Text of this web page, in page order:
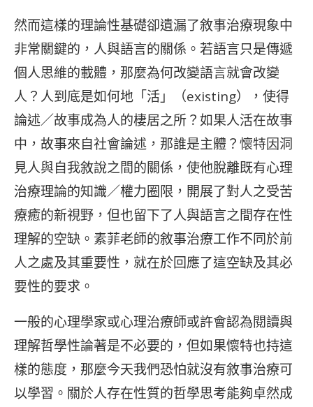
然而這樣的理論性基礎卻遺漏了敘事治療現象中
非常關鍵的，人與語言的關係。若語言只是傳遞
個人思維的載體，那麼為何改變語言就會改變
人？人到底是如何地「活」（existing），使得
論述／故事成為人的棲居之所？如果人活在故事
中，故事來自社會論述，那誰是主體？懷特因洞
見人與自我敘說之間的關係，使他脫離既有心理
治療理論的知識／權力圈限，開展了對人之受苦
療癒的新視野，但也留下了人與語言之間存在性
理解的空缺。素菲老師的敘事治療工作不同於前
人之處及其重要性，就在於回應了這空缺及其必
要性的要求。
一般的心理學家或心理治療師或許會認為閱讀與
理解哲學性論著是不必要的，但如果懷特也持這
樣的態度，那麼今天我們恐怕就沒有敘事治療可
以學習。關於人存在性質的哲學思考能夠卓然成